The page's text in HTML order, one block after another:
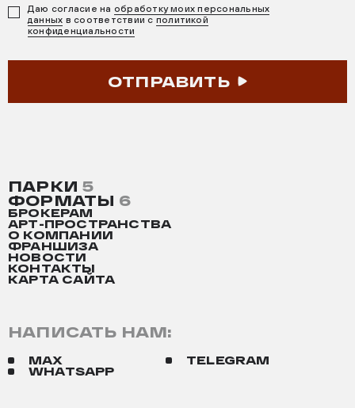
ПАРКИ 5
ФОРМАТЫ 6
БРОКЕРАМ
АРТ-ПРОСТРАНСТВА
О КОМПАНИИ
ФРАНШИЗА
НОВОСТИ
КОНТАКТЫ
КАРТА САЙТА
Даю согласие на обработку моих персональных
данных в соответствии с политикой
конфиденциальности
ОТПРАВИТЬ
НАПИСАТЬ НАМ:
MAX
TELEGRAM
WHATSAPP